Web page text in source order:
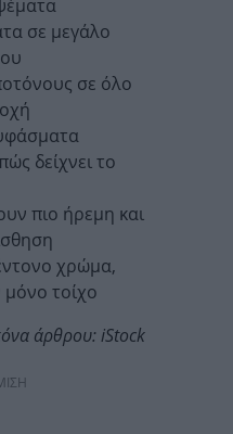
σε μεγάλο
σε όλο
δείχνει το
πιο ήρεμη και
χρώμα,
μόνο τοίχο
άρθρου: iStock